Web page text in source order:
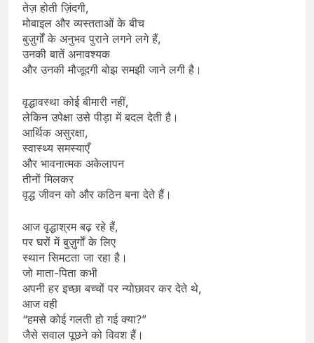
तेज़ होती ज़िंदगी,
मोबाइल और व्यस्तताओं के बीच
बुज़ुर्गों के अनुभव पुराने लगने लगे हैं,
उनकी बातें अनावश्यक
और उनकी मौजूदगी बोझ समझी जाने लगी है।
वृद्धावस्था कोई बीमारी नहीं,
लेकिन उपेक्षा उसे पीड़ा में बदल देती है।
आर्थिक असुरक्षा,
स्वास्थ्य समस्याएँ
और भावनात्मक अकेलापन
तीनों मिलकर
वृद्ध जीवन को और कठिन बना देते हैं।
आज वृद्धाश्रम बढ़ रहे हैं,
पर घरों में बुज़ुर्गों के लिए
स्थान सिमटता जा रहा है।
जो माता-पिता कभी
अपनी हर इच्छा बच्चों पर न्योछावर कर देते थे,
आज वही
“हमसे कोई गलती हो गई क्या?”
जैसे सवाल पूछने को विवश हैं।